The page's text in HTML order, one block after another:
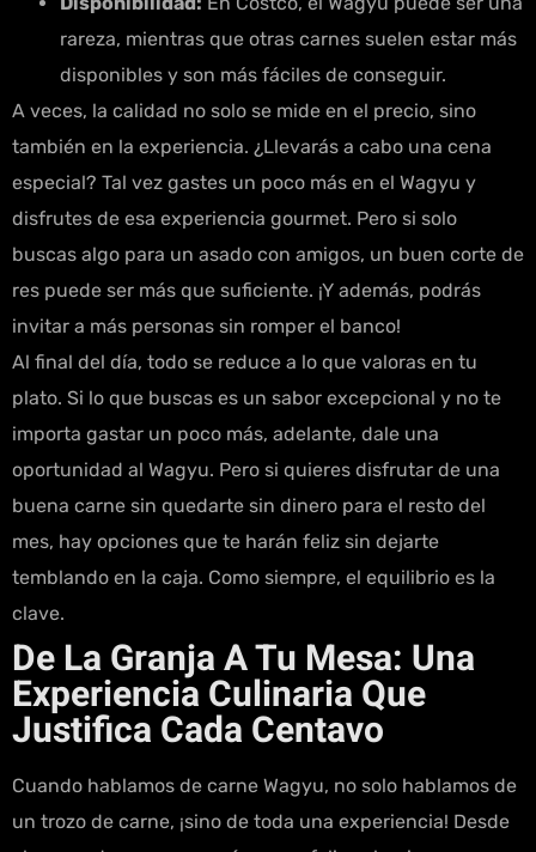
rareza, mientras que otras carnes suelen estar más
disponibles y son más fáciles de conseguir.
A veces, la calidad no solo se mide en el precio, sino
también en la experiencia. ¿Llevarás a cabo una cena
especial? Tal vez gastes un poco más en el Wagyu y
disfrutes de esa experiencia gourmet. Pero si solo
buscas algo para un asado con amigos, un buen corte de
res puede ser más que suficiente. ¡Y además, podrás
invitar a más personas sin romper el banco!
Al final del día, todo se reduce a lo que valoras en tu
plato. Si lo que buscas es un sabor excepcional y no te
importa gastar un poco más, adelante, dale una
oportunidad al Wagyu. Pero si quieres disfrutar de una
buena carne sin quedarte sin dinero para el resto del
mes, hay opciones que te harán feliz sin dejarte
temblando en la caja. Como siempre, el equilibrio es la
clave.
De La Granja A Tu Mesa: Una
Experiencia Culinaria Que
Justifica Cada Centavo
Cuando hablamos de carne Wagyu, no solo hablamos de
un trozo de carne, ¡sino de toda una experiencia! Desde